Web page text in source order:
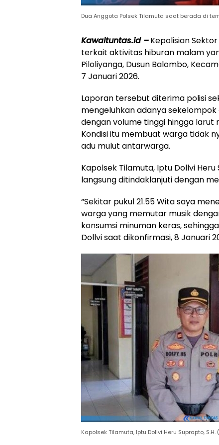
Dua Anggota Polsek Tilamuta saat berada di
Kawaltuntas.id –Kepolisian
terkait aktivitas hiburan malam
Piloliyanga, Dusun Balombo,
7 Januari 2026.
Laporan tersebut diterima polisi
mengeluhkan adanya
dengan volume tinggi hingga larut
Kondisi itu membuat warga tidak
adu mulut antarwarga.
Kapolsek Tilamuta, Iptu Dollvi
langsung ditindaklanjuti dengan
“Sekitar pukul 21.55 Wita saya
warga yang memutar musik
konsumsi minuman keras,
Dollvi saat dikonfirmasi, 8 Januari
Kapolsek Tilamuta, Iptu Dollvi Heru Suprapto,